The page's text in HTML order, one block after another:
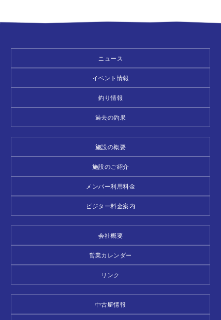
ニュース
イベント情報
釣り情報
過去の釣果
施設の概要
施設のご紹介
メンバー利用料金
ビジター料金案内
会社概要
営業カレンダー
リンク
中古艇情報